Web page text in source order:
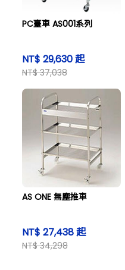
PC臺車 AS001系列
NT$ 29,630 起
NT$ 37,038
AS ONE 無塵推車
NT$ 27,438 起
NT$ 34,298